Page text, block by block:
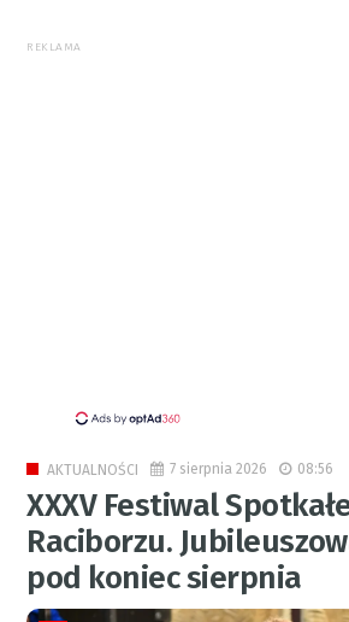
REKLAMA
AKTUALNOŚCI 7 sierpnia 2026 08:56
XXXV Festiwal
Raciborzu.
pod koniec sierpnia